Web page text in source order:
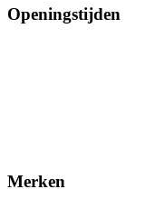
Openingstijden
Merken